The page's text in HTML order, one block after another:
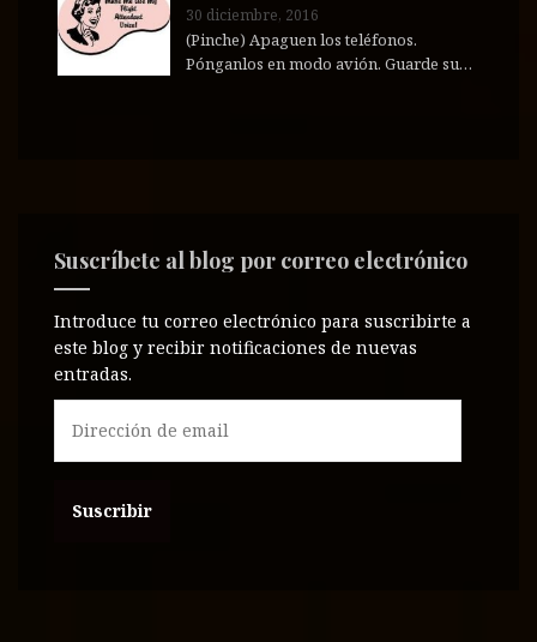
30 diciembre, 2016
(Pinche) Apaguen los teléfonos.
Pónganlos en modo avión. Guarde su…
Suscríbete al blog por correo electrónico
Introduce tu correo electrónico para suscribirte a
este blog y recibir notificaciones de nuevas
entradas.
r